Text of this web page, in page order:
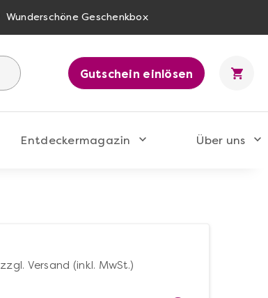
Wunderschöne Geschenkbox
Gutschein einlösen
Entdeckermagazin Über uns
zzgl. Versand (inkl. MwSt.)